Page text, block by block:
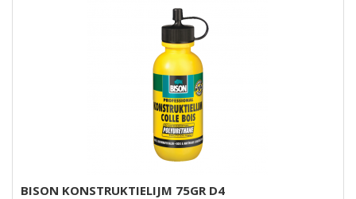
BISON KONSTRUKTIELIJM 75GR D4